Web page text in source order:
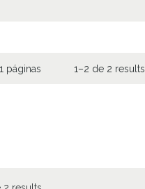
páginas 1–2 de 2 results